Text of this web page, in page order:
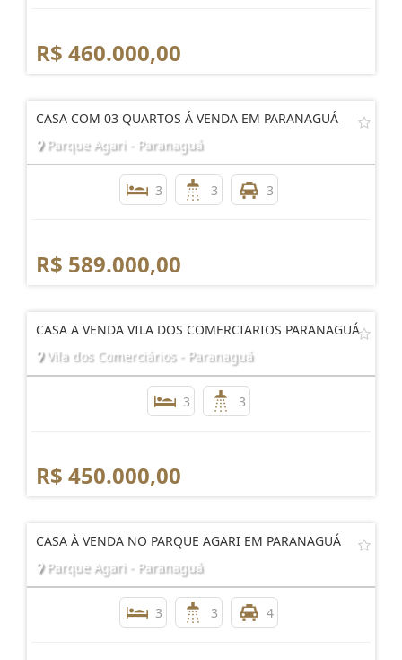
R$ 460.000,00
CASA COM 03 QUARTOS Á VENDA EM PARANAGUÁ
Parque Agari - Paranaguá
3 3 3
R$ 589.000,00
CASA A VENDA VILA DOS COMERCIARIOS PARANAGUÁ
Vila dos Comerciários - Paranaguá
3 3
R$ 450.000,00
CASA À VENDA NO PARQUE AGARI EM PARANAGUÁ
Parque Agari - Paranaguá
3 3 4